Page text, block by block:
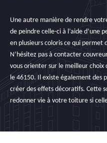
Une autre manière de rendre
de peindre celle-ci à l’aide d’une
en plusieurs coloris ce qui permet
N’hésitez pas à contacter
vous orienter sur le meilleur
le 46150. Il existe également des
créer des effets décoratifs. Cette
redonner vie à votre toiture si